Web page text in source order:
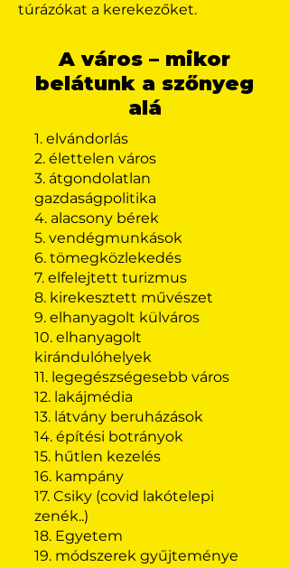
túrázókat a kerekezőket.
A város – mikor
belátunk a szőnyeg
alá
1. elvándorlás
2. élettelen város
3. átgondolatlan
gazdaságpolitika
4. alacsony bérek
5. vendégmunkások
6. tömegközlekedés
7. elfelejtett turizmus
8. kirekesztett művészet
9. elhanyagolt külváros
10. elhanyagolt
kirándulóhelyek
11. legegészségesebb város
12. lakájmédia
13. látvány beruházások
14. építési botrányok
15. hűtlen kezelés
16. kampány
17. Csiky (covid lakótelepi
zenék..)
18. Egyetem
19. módszerek gyűjteménye